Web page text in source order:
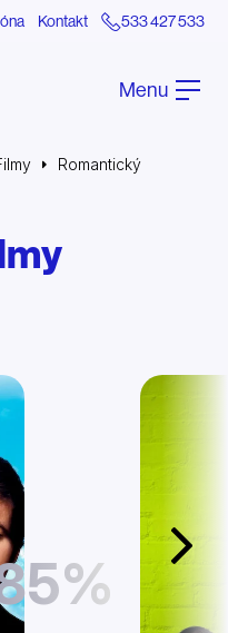
Kontakt 533 427 533
Menu
Romantický
Další